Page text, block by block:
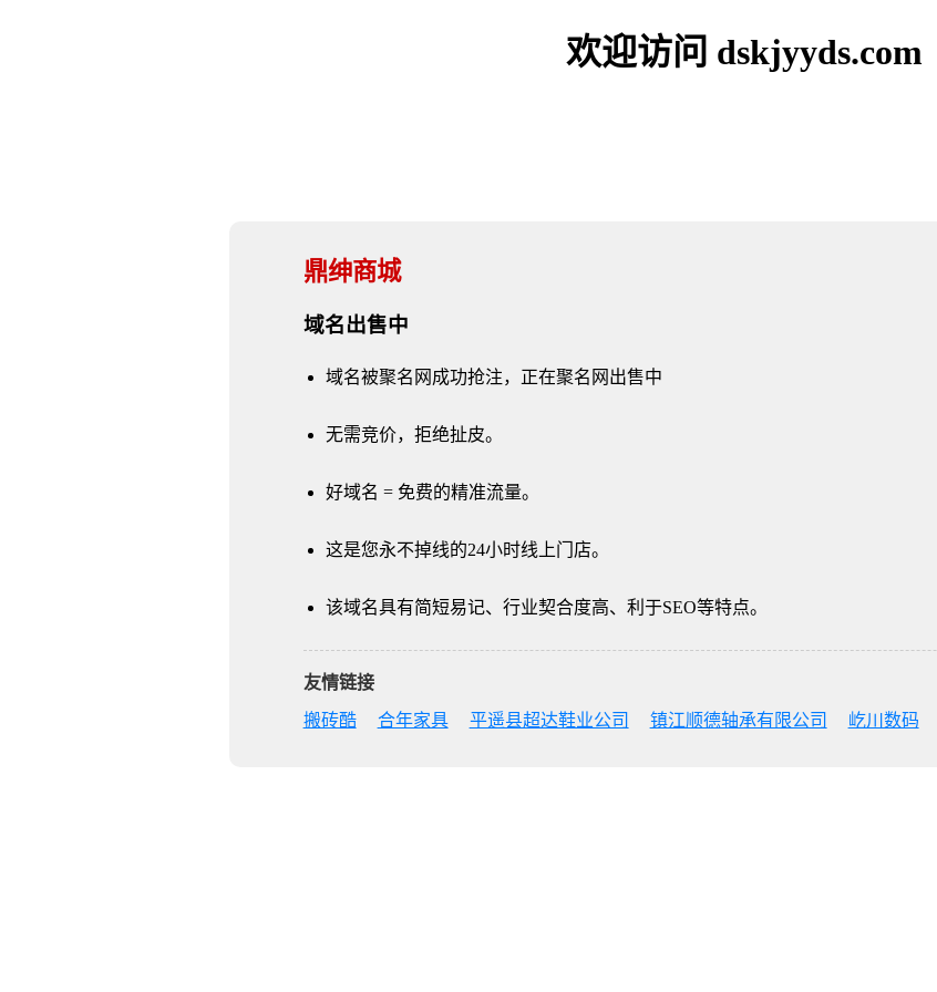
欢迎访问 dskjyyds.com
鼎绅商城
域名出售中
域名被聚名网成功抢注，正在聚名网出售中
无需竞价，拒绝扯皮。
好域名 = 免费的精准流量。
这是您永不掉线的24小时线上门店。
该域名具有简短易记、行业契合度高、利于SEO等特点。
友情链接
搬砖酷
合年家具 平遥县超达鞋业公司 镇江顺德轴承有限公司 屹川数码